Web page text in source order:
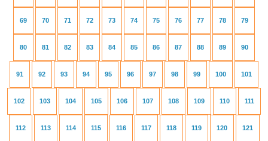
69 70 71 72 73 74 75 76 77 78 79
80 81 82 83 84 85 86 87 88 89 90
91 92 93 94 95 96 97 98 99 100 101
102 103 104 105 106 107 108 109 110 111
112 113 114 115 116 117 118 119 120 121